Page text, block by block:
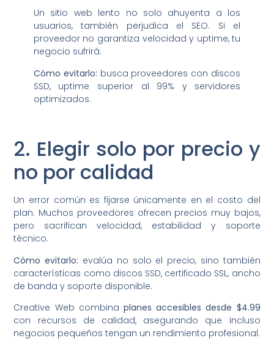
Un sitio web lento no solo ahuyenta a los
usuarios, también perjudica el SEO. Si el
proveedor no garantiza velocidad y uptime, tu
negocio sufrirá.
Cómo evitarlo: busca proveedores con discos
SSD, uptime superior al 99% y servidores
optimizados.
2. Elegir solo por precio y
no por calidad
Un error común es fijarse únicamente en el costo del
plan. Muchos proveedores ofrecen precios muy bajos,
pero sacrifican velocidad, estabilidad y soporte
técnico.
Cómo evitarlo: evalúa no solo el precio, sino también
características como discos SSD, certificado SSL, ancho
de banda y soporte disponible.
Creative Web combina planes accesibles desde $4.99
con recursos de calidad, asegurando que incluso
negocios pequeños tengan un rendimiento profesional.